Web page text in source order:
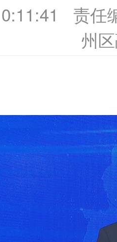
责任
州